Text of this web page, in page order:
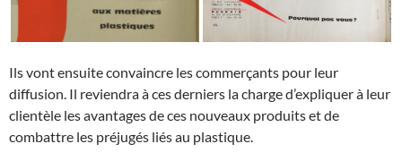
Ils vont ensuite convaincre les commerçants pour leur
diffusion. Il reviendra à ces derniers la charge d’expliquer à leur
clientèle les avantages de ces nouveaux produits et de
combattre les préjugés liés au plastique.